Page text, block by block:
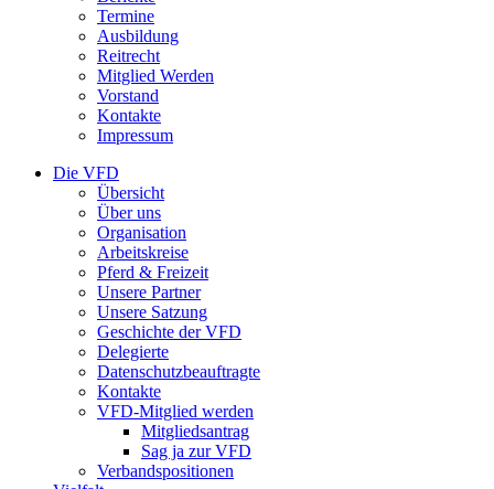
Termine
Ausbildung
Reitrecht
Mitglied Werden
Vorstand
Kontakte
Impressum
Die VFD
Übersicht
Über uns
Organisation
Arbeitskreise
Pferd & Freizeit
Unsere Partner
Unsere Satzung
Geschichte der VFD
Delegierte
Datenschutzbeauftragte
Kontakte
VFD-Mitglied werden
Mitgliedsantrag
Sag ja zur VFD
Verbandspositionen